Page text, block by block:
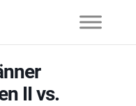
II vs.